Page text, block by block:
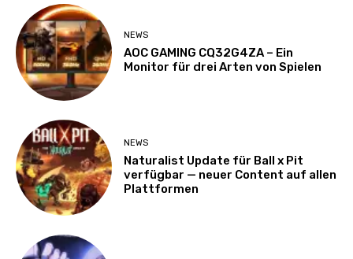
NEWS
AOC GAMING CQ32G4ZA – Ein
Monitor für drei Arten von Spielen
NEWS
Naturalist Update für Ball x Pit
verfügbar — neuer Content auf allen
Plattformen